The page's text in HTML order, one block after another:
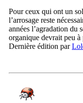
Pour ceux qui ont un
l’arrosage reste
années l’agradation du
organique devrait peu
Dernière édition par